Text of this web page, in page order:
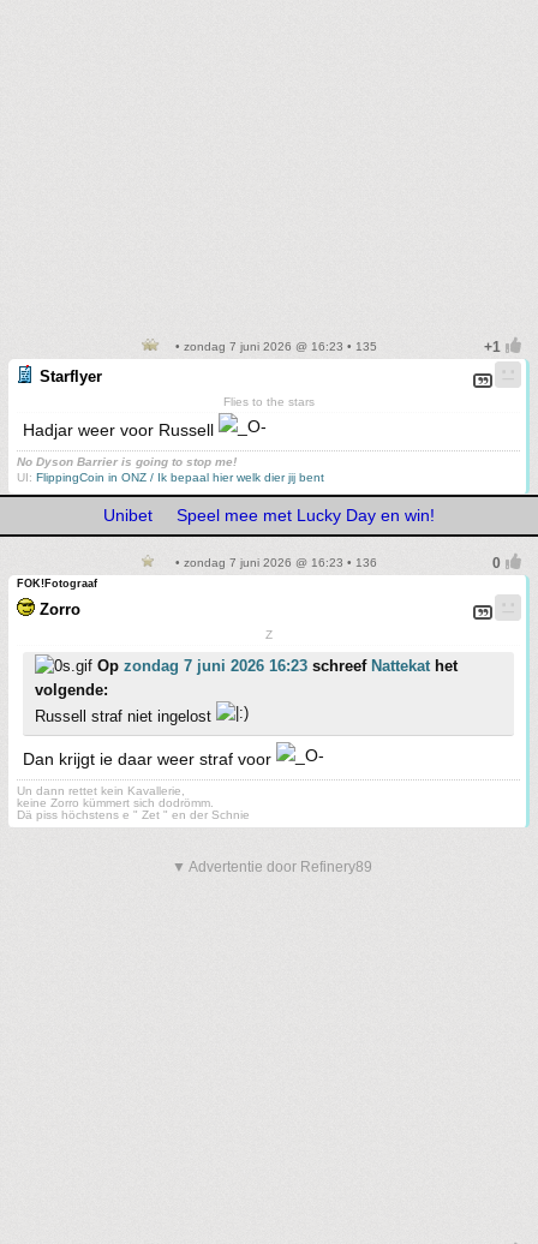
• zondag 7 juni 2026 @ 16:23 • 135
Starflyer
Flies to the stars
Hadjar weer voor Russell
No Dyson Barrier is going to stop me!
UI: FlippingCoin in ONZ / Ik bepaal hier welk dier jij bent
Unibet Speel mee met Lucky Day en win!
• zondag 7 juni 2026 @ 16:23 • 136
FOK!Fotograaf
Zorro
Z
Op zondag 7 juni 2026 16:23 schreef Nattekathet
volgende:
Russell straf niet ingelost
Dan krijgt ie daar weer straf voor
Un dann rettet kein Kavallerie,
keine Zorro kümmert sich dodrömm.
Dä piss höchstens e " Zet " en der Schnie
▼ Advertentie door Refinery89